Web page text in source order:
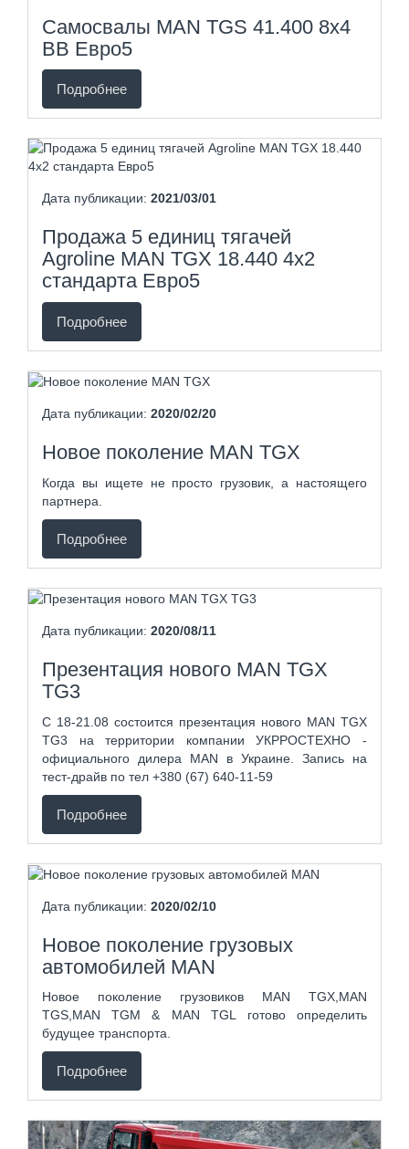
Самосвалы MAN TGS 41.400 8x4
BB Евро5
Подробнее
Дата публикации: 2021/03/01
Продажа 5 единиц тягачей
Agroline MAN TGX 18.440 4x2
стандарта Евро5
Подробнее
Дата публикации: 2020/02/20
Новое поколение MAN TGX
Когда вы ищете не просто грузовик, а настоящего
партнера.
Подробнее
Дата публикации: 2020/08/11
Презентация нового MAN TGX
TG3
С 18-21.08 состоится презентация нового MAN TGX
TG3 на территории компании УКРРОСТЕХНО -
официального дилера MAN в Украине. Запись на
тест-драйв по тел +380 (67) 640-11-59
Подробнее
Дата публикации: 2020/02/10
Новое поколение грузовых
автомобилей MAN
Новое поколение грузовиков MAN TGX,MAN
TGS,MAN TGM & MAN TGL готово определить
будущее транспорта.
Подробнее